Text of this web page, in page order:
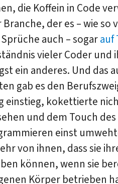
die Koffein in Code
der es – wie so
auch – sogarauf
vieler Coder und
ein anderes. Und das
gab es den
einstieg, kokettierte
und dem Touch des
einst
von ihnen, dass sie
können, wenn sie
Körper betrieben